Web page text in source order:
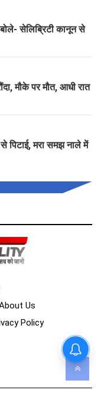
सेलिब्रिटी कानून से
मौके पर मौत, आधी रात
पिटाई, मरा समझ नाले में
Us
Policy